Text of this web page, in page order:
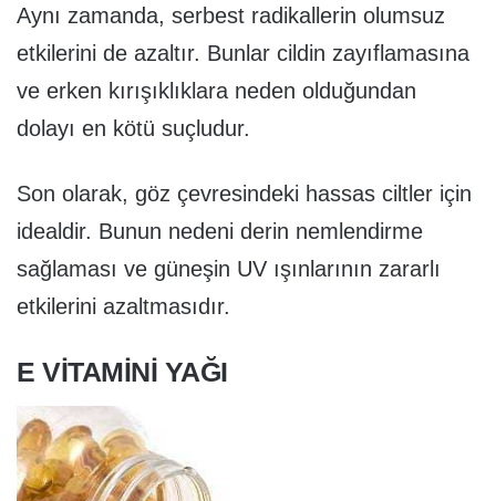
Aynı zamanda, serbest radikallerin olumsuz
etkilerini de azaltır. Bunlar cildin zayıflamasına
ve erken kırışıklıklara neden olduğundan
dolayı en kötü suçludur.
Son olarak, göz çevresindeki hassas ciltler için
idealdir. Bunun nedeni derin nemlendirme
sağlaması ve güneşin UV ışınlarının zararlı
etkilerini azaltmasıdır.
E VITAMINI YAĞI